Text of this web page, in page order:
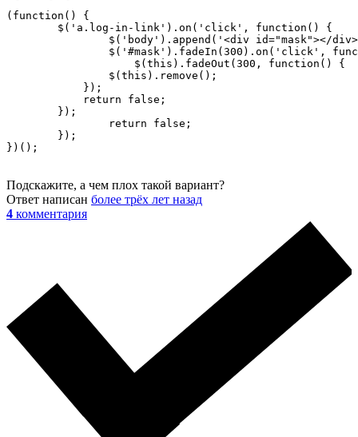
(function() {
                $(this).remove();
            });
            return false;
        });
Подскажите, а чем плох такой вариант?
Ответ написан более трёх лет назад
4 комментария